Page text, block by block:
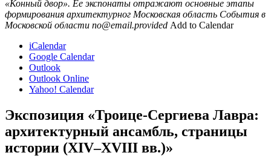
«Конный двор». Ее экспонаты отражают основные этапы
формирования архитектурног Московская область События в
Московской области no@email.provided Add to Calendar
iCalendar
Google Calendar
Outlook
Outlook Online
Yahoo! Calendar
Экспозиция «Троице-Сергиева Лавра:
архитектурный ансамбль, страницы
истории (XIV–XVIII вв.)»